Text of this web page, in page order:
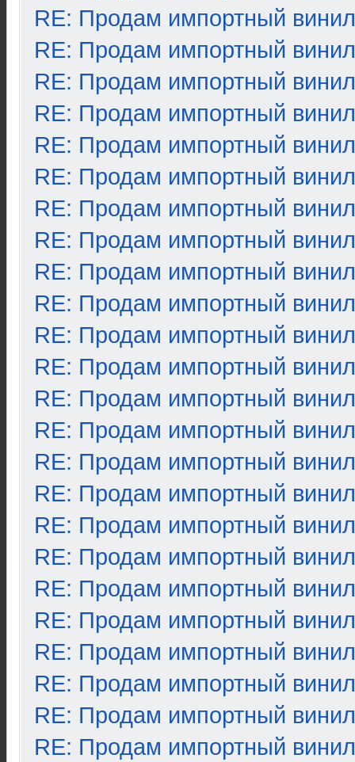
RE: Продам импортный винил
RE: Продам импортный винил
RE: Продам импортный винил
RE: Продам импортный винил
RE: Продам импортный винил
RE: Продам импортный винил
RE: Продам импортный винил
RE: Продам импортный винил
RE: Продам импортный винил
RE: Продам импортный винил
RE: Продам импортный винил
RE: Продам импортный винил
RE: Продам импортный винил
RE: Продам импортный винил
RE: Продам импортный винил
RE: Продам импортный винил
RE: Продам импортный винил
RE: Продам импортный винил
RE: Продам импортный винил
RE: Продам импортный винил
RE: Продам импортный винил
RE: Продам импортный винил
RE: Продам импортный винил
RE: Продам импортный винил